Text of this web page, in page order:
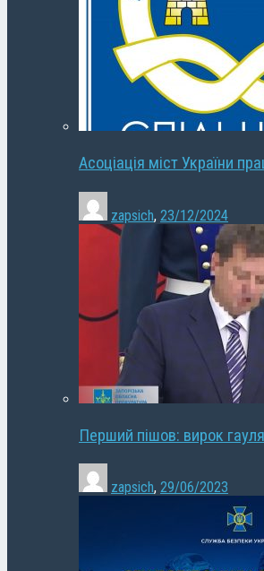
Асоціація міст України
zapsich, 23/12/2024
Перший пішов: вирок
zapsich, 29/06/2023